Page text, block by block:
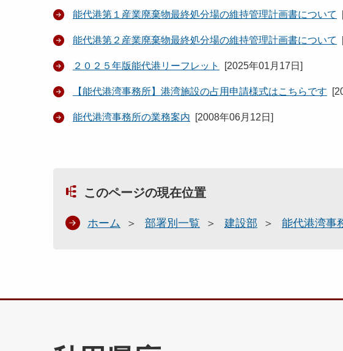
能代港第１産業廃棄物最終処分場の維持管理計画書について
能代港第２産業廃棄物最終処分場の維持管理計画書について
２０２５年版能代港リーフレット [2025年01月17日 ]
【能代港湾事務所】港湾施設の占用申請様式はこちらです [
能代港湾事務所の業務案内 [2008年06月12日 ]
このページの現在位置
ホーム 部署別一覧 建設部 能代港湾事